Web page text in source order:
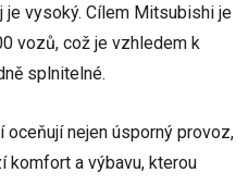
je vysoký. Cílem Mitsubishi je
vozů, což je vzhledem k
splnitelné.
nejen úsporný provoz,
komfort a výbavu, kterou